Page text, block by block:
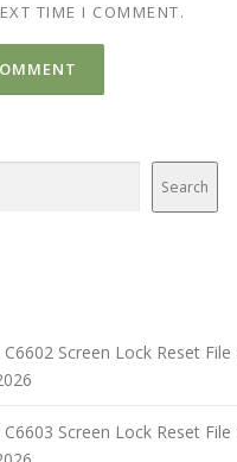
TIME I COMMENT.
Search
C6602 Screen Lock Reset
C6603 Screen Lock Reset